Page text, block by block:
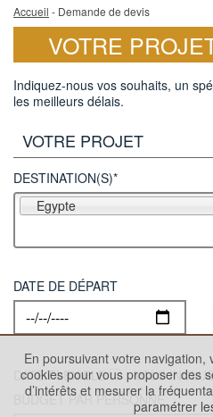
Accueil - Demande de devis
VOTRE
Indiquez-nous vos souhaits, un
les meilleurs délais.
VOTRE PROJET
DESTINATION(S)*
Egypte
DATE DE DÉPART
DATE FLEXIBLE VOLS
BUDGET PAR PERSONNE
En poursuivant votre navigation,
cookies pour vous proposer des
d’intérêts et mesurer la
paramétrer